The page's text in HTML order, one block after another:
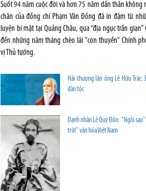
Suốt 94 năm cuộc đời và hơn 75 năm dấn thân không
chân của đồng chí Phạm Văn Đồng đã in đậm từ
luyện bí mật tại Quảng Châu, qua “địa ngục trần gian”
đến những năm tháng chèo lái "con thuyền" Chính
vị Thủ tướng.
Hải thượng lãn ông Lê Hữu Trác:
dân tộc
Danh nhân Lê Quý Đôn: "Ngôi
trời" văn hóa Việt Nam